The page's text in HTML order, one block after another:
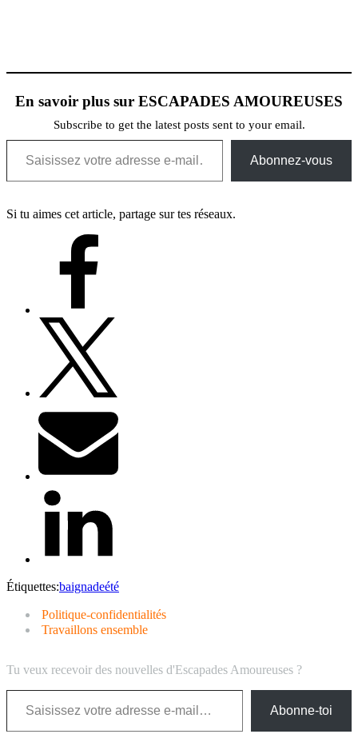
En savoir plus sur ESCAPADES AMOUREUSES
Subscribe to get the latest posts sent to your email.
Saisissez votre adresse e-mail…
Abonnez-vous
Si tu aimes cet article, partage sur tes réseaux.
Étiquettes:baignadeété
Politique-confidentialités
Travaillons ensemble
Tu veux recevoir des nouvelles d'Escapades Amoureuses ?
Saisissez votre adresse e-mail…
Abonne-toi